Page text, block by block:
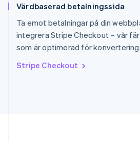
Värdbaserad betalningssida
Ta emot betalningar på din
integrera Stripe Checkout – vår
som är optimerad för konvertering.
Stripe Checkout
English
Sverige
SvenskaEnglish
Thailand
ไทย English
English